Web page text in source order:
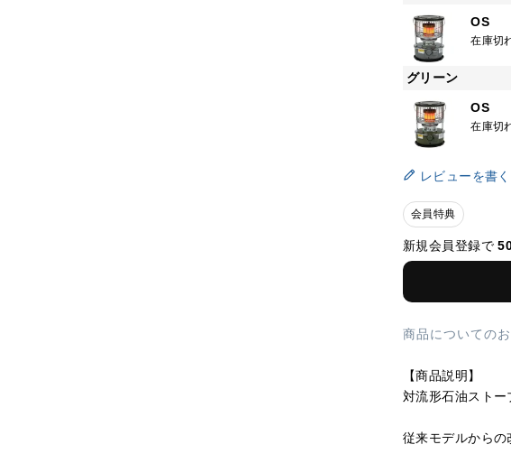
OS
在庫切
グリーン
OS
在庫切
レビューを書く
会員特典
新規会員登録で
商品についての
【商品説明】
対流形石油ストー
従来モデルからの